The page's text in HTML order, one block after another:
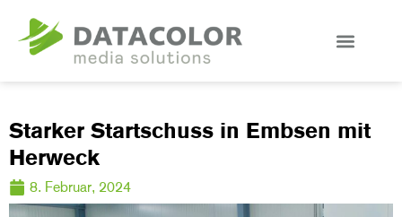
Starker Startschuss in Embsen mit
Herweck
8. Februar, 2024